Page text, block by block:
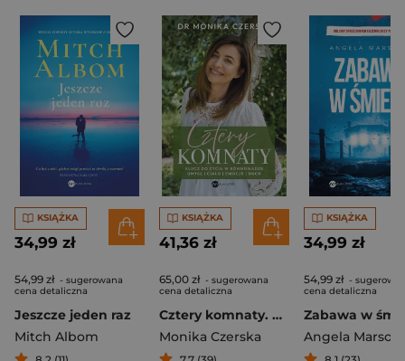
KSIĄŻKA
34,99 zł
54,99 zł - sugerowana
cena detaliczna
Jeszcze jeden raz
Mitch Albom
KSIĄŻKA
41,36 zł
65,00 zł - sugerowana
cena detaliczna
Cztery komnaty. Klucz do życia w równowadze
Monika Czerska
KSIĄŻKA
34,99 zł
54,99 zł -
cena detaliczna
Zabawa w
Angela